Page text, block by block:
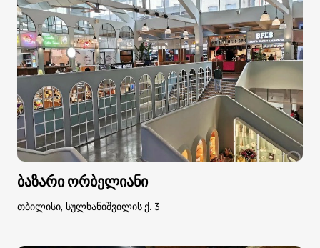
ბაზარი ორბელიანი
თბილისი, სულხანიშვილის ქ. 3